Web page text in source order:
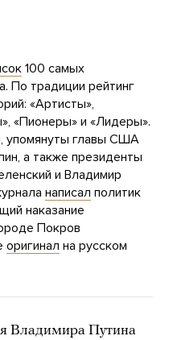
100 самых
По традиции рейтинг
«Артисты»,
«Пионеры» и «Лидеры».
упомянуты главы США
а также президенты
и Владимир
написал политик
наказание
Покров
оригинал на русском
Владимира Путина